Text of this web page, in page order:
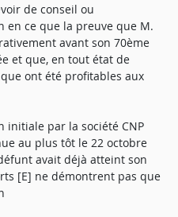
de conseil ou
ce que la preuve que M.
avant son 70ème
et que, en tout état de
ont été profitables aux
initiale par la société CNP
au plus tôt le 22 octobre
avait déjà atteint son
[E] ne démontrent pas que